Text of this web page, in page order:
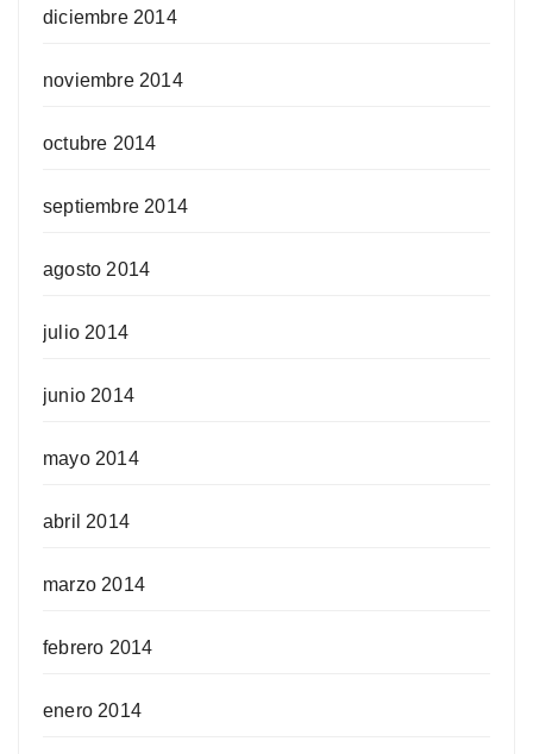
diciembre 2014
noviembre 2014
octubre 2014
septiembre 2014
agosto 2014
julio 2014
junio 2014
mayo 2014
abril 2014
marzo 2014
febrero 2014
enero 2014